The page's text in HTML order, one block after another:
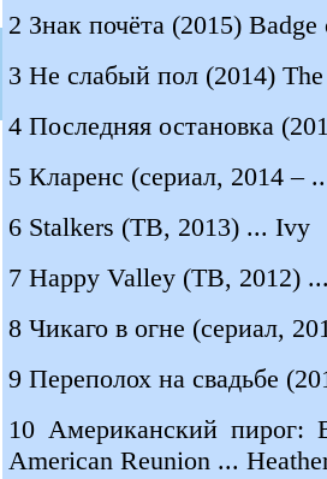
2 Знак почёта (2015)
3 Не слабый пол (2014)
4 Последняя остановка
5 Кларенс (сериал, 2014 –
6 Stalkers (ТВ, 2013) ... Ivy
7 Happy Valley (ТВ, 2012)
8 Чикаго в огне (сериал,
9 Переполох на свадьбе
10 Американский пирог:
American Reunion ...